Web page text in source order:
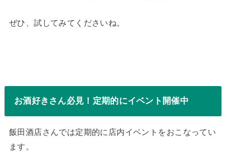
ぜひ、試してみてくださいね。
お酒好きさん必見！定期的にイベント開催中
飯田酒店さんでは定期的に店内イベントをおこなってい
ます。